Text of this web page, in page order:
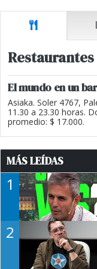
Restaurantes
El mundo en un
Asiaka. Soler 4767,
11.30 a 23.30 horas.
promedio: $ 17.000.
MÁS LEÍDAS
1
2